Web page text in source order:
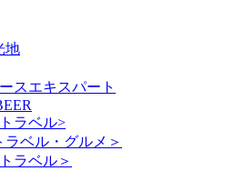
地
スエキスパート
ラベル>
ラベル・グルメ＞
ラベル＞